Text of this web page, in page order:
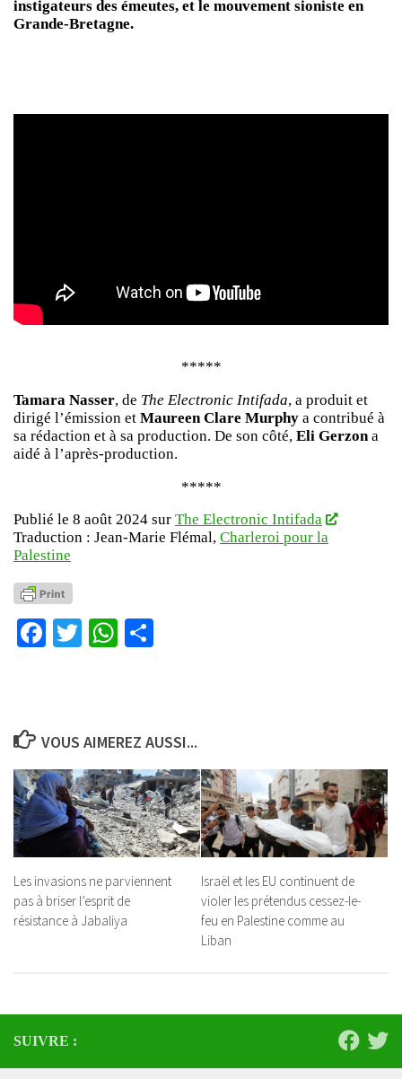
instigateurs des émeutes, et le mouvement sioniste en
Grande-Bretagne.
*****
Tamara Nasser, de The Electronic Intifada, a produit et
dirigé l’émission et Maureen Clare Murphy a contribué à
sa rédaction et à sa production. De son côté, Eli Gerzona
aidé à l’après-production.
*****
Publié le 8 août 2024 sur The Electronic Intifada
Traduction : Jean-Marie Flémal, Charleroi pour la
Palestine
Facebook
TwitterWhatsApp
VOUS AIMEREZ AUSSI...
Les invasions ne parviennent
pas à briser l’esprit de
résistance à Jabaliya
Israël et les EU continuent de
violer les prétendus cessez-le-
feu en Palestine comme au
Liban
SUIVRE :